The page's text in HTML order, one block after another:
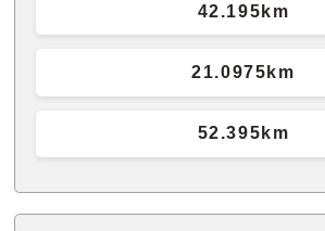
42.195km
21.0975km
52.395km